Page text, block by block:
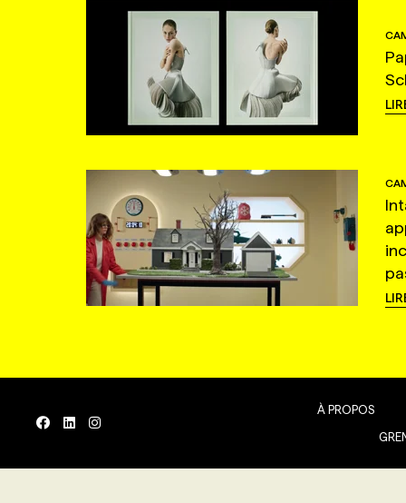
À PROPOS